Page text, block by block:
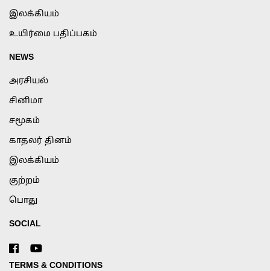
இலக்கியம்
உயிர்மை பதிப்பகம்
NEWS
அரசியல்
சினிமா
சமூகம்
காதலர் தினம்
இலக்கியம்
குற்றம்
பொது
SOCIAL
TERMS & CONDITIONS